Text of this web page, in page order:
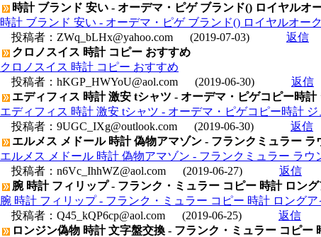
時計 ブランド 安い - オーデマ・ピゲ ブランド() ロイヤルオ
時計 ブランド 安い - オーデマ・ピゲ ブランド() ロイヤルオー
投稿者： ZWq_bLHx@yahoo.com (2019-07-03)
返信
クロノスイス 時計 コピー おすすめ
クロノスイス 時計 コピー おすすめ
投稿者： hKGP_HWYoU@aol.com (2019-06-30)
返信
エディフィス 時計 激安 tシャツ - オーデマ・ピゲコピー時
エディフィス 時計 激安 tシャツ - オーデマ・ピゲコピー時計
投稿者： 9UGC_IXg@outlook.com (2019-06-30)
返信
エルメス メドール 時計 偽物アマゾン - フランクミュラー
エルメス メドール 時計 偽物アマゾン - フランクミュラー ラ
投稿者： n6Vc_IhhWZ@aol.com (2019-06-27)
返信
腕 時計 フィリップ - フランク・ミュラー コピー 時計 ロン
腕 時計 フィリップ - フランク・ミュラー コピー 時計 ロング
投稿者： Q45_kQP6cp@aol.com (2019-06-25)
返信
ロンジン偽物 時計 文字盤交換 - フランク・ミュラー コピ